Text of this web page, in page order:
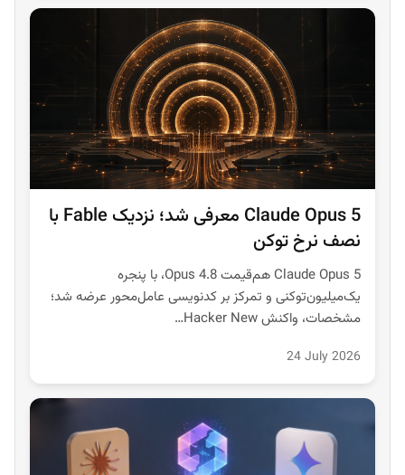
Claude Opus 5 معرفی شد؛ نزدیک Fable با
نصف نرخ توکن
Claude Opus 5 هم‌قیمت Opus 4.8، با پنجره
یک‌میلیون‌توکنی و تمرکز بر کدنویسی عامل‌محور عرضه شد؛
مشخصات، واکنش Hacker New…
24 July 2026